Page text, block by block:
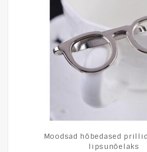
Moodsad hõbedased
lipsunõelaks